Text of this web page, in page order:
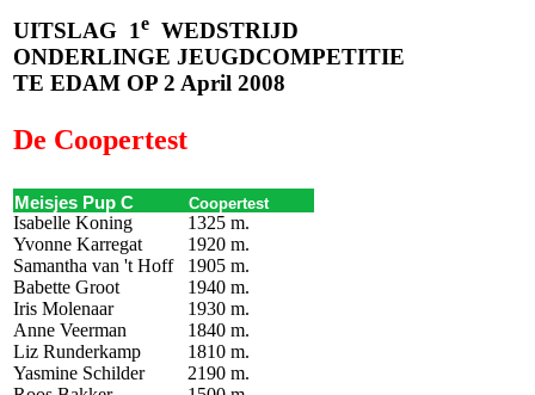
UITSLAG 1e WEDSTRIJD
ONDERLINGE JEUGDCOMPETITIE
TE EDAM OP 2 April 2008
De Coopertest
Meisjes Pup C Coopertest
Isabelle Koning
1325 m.
Yvonne Karregat
1920 m.
Samantha van 't Hoff
1905 m.
Babette Groot
1940 m.
Iris Molenaar
1930 m.
Anne Veerman
1840 m.
Liz Runderkamp
1810 m.
Yasmine Schilder
2190 m.